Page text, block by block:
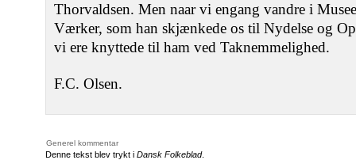
Thorvaldsen. Men naar vi engang vandre i
Værker, som han skjænkede os til Nydelse og
vi ere knyttede til ham ved Taknemmelighed.
F.C. Olsen.
Generel kommentar
Denne tekst blev trykt i Dansk Folkeblad.